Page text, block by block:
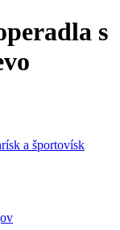
s
a športovísk